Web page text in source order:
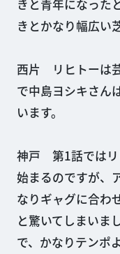
きと青年になった
きとかなり幅広い
西片 リヒトーは
で中島ヨシキさん
います。
神戸 第1話ではリ
始まるのですが、
なりギャグに合わ
と驚いてしまいま
で、かなりテンポ